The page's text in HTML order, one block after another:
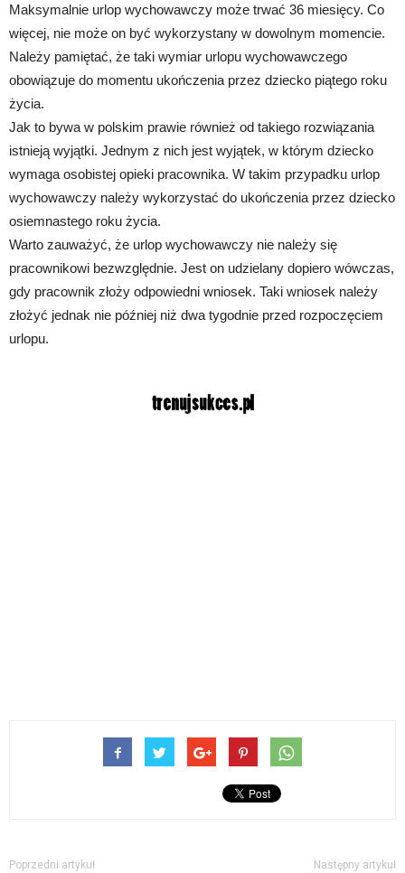
Maksymalnie urlop wychowawczy może trwać 36 miesięcy. Co
więcej, nie może on być wykorzystany w dowolnym momencie.
Należy pamiętać, że taki wymiar urlopu wychowawczego
obowiązuje do momentu ukończenia przez dziecko piątego roku
życia.
Jak to bywa w polskim prawie również od takiego rozwiązania
istnieją wyjątki. Jednym z nich jest wyjątek, w którym dziecko
wymaga osobistej opieki pracownika. W takim przypadku urlop
wychowawczy należy wykorzystać do ukończenia przez dziecko
osiemnastego roku życia.
Warto zauważyć, że urlop wychowawczy nie należy się
pracownikowi bezwzględnie. Jest on udzielany dopiero wówczas,
gdy pracownik złoży odpowiedni wniosek. Taki wniosek należy
złożyć jednak nie później niż dwa tygodnie przed rozpoczęciem
urlopu.
Poprzedni artykuł Następny artykuł